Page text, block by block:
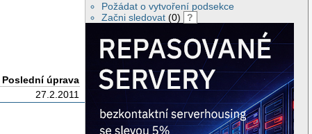
Požádat o vytvoření podsekce
Začni sledovat (0) ?
Poslední úprava
27.2.2011